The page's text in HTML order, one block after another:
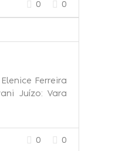
0
0
Ferreira
Juízo: Vara
0
0